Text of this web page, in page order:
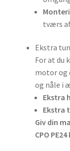
M
tværs
Ekstra
For at du
motor og
og nåle i
Ekstra
Ekstra
Giv din
CPO